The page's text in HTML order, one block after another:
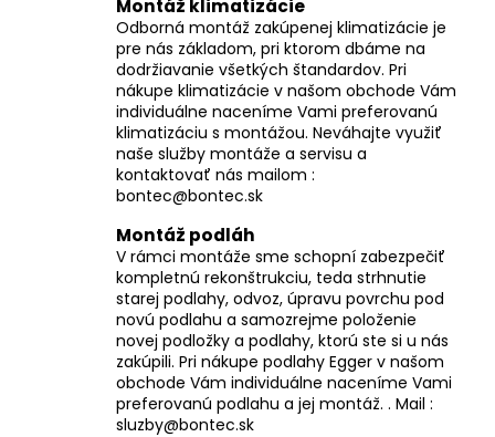
Montáž klimatizácie
Odborná montáž zakúpenej klimatizácie je
pre nás základom, pri ktorom dbáme na
dodržiavanie všetkých štandardov. Pri
nákupe klimatizácie v našom obchode Vám
individuálne naceníme Vami preferovanú
klimatizáciu s montážou. Neváhajte využiť
naše služby montáže a servisu a
kontaktovať nás mailom :
bontec@bontec.sk
Montáž podláh
V rámci montáže sme schopní zabezpečiť
kompletnú rekonštrukciu, teda strhnutie
starej podlahy, odvoz, úpravu povrchu pod
novú podlahu a samozrejme položenie
novej podložky a podlahy, ktorú ste si u nás
zakúpili. Pri nákupe podlahy Egger v našom
obchode Vám individuálne naceníme Vami
preferovanú podlahu a jej montáž. . Mail :
sluzby@bontec.sk